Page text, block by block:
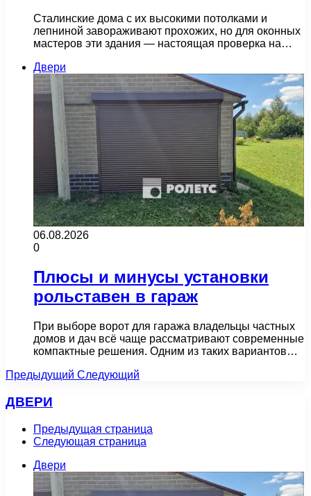
Сталинские дома с их высокими потолками и
лепниной завораживают прохожих, но для оконных
мастеров эти здания — настоящая проверка на…
Двери
06.08.2026
0
Плюсы и минусы установки
рольставен в гараж
При выборе ворот для гаража владельцы частных
домов и дач всё чаще рассматривают современные
компактные решения. Одним из таких вариантов…
Предыдущий Следующий
ДВЕРИ
Предыдущая страница
Следующая страница
Двери